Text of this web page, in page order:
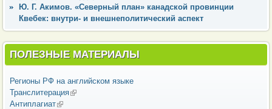
Ю. Г. Акимов. «Северный план» канадской провинции
Квебек: внутри- и внешнеполитический аспект
ПОЛЕЗНЫЕ МАТЕРИАЛЫ
Регионы РФ на английском языке
Транслитерация(внешняя ссылка)
Антиплагиат(внешняя ссылка)